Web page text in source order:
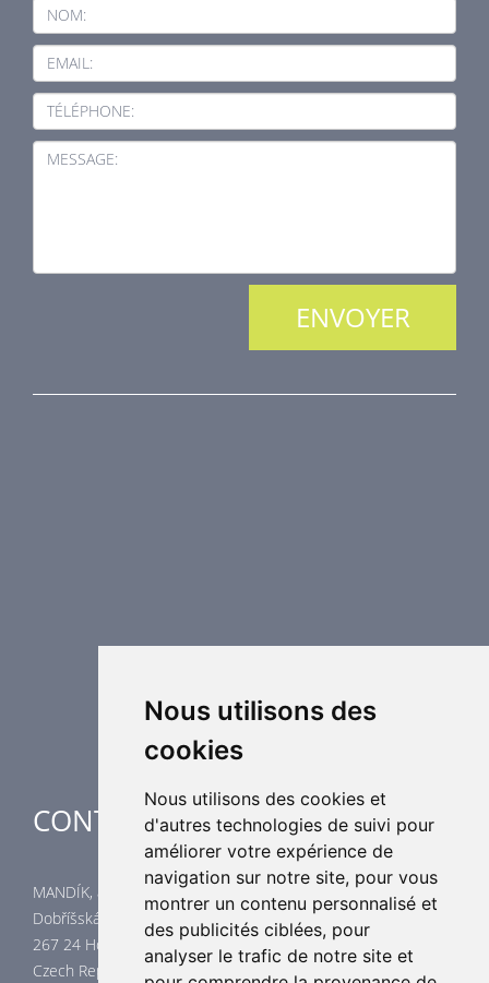
Nous utilisons des
cookies
Nous utilisons des cookies et
d'autres technologies de suivi pour
améliorer votre expérience de
navigation sur notre site, pour vous
montrer un contenu personnalisé et
des publicités ciblées, pour
analyser le trafic de notre site et
NOM:
EMAIL:
TÉLÉPHONE:
MESSAGE:
Centrales de traitement d´air
Applications spéciales
CONTACTES
MANDÍK, a.s.
Dobříšská 550
267 24 Hostomice
Czech Republic